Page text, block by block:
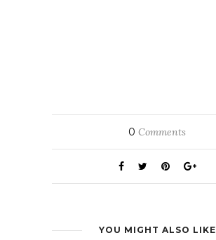
0 Comments
YOU MIGHT ALSO LIKE